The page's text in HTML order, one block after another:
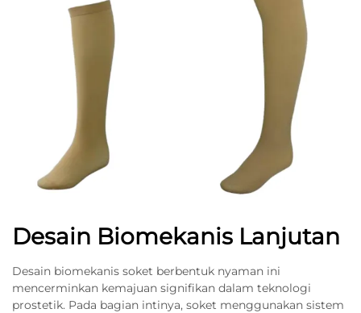
Desain Biomekanis Lanjutan
Desain biomekanis soket berbentuk nyaman ini
mencerminkan kemajuan signifikan dalam teknologi
prostetik. Pada bagian intinya, soket menggunakan sistem